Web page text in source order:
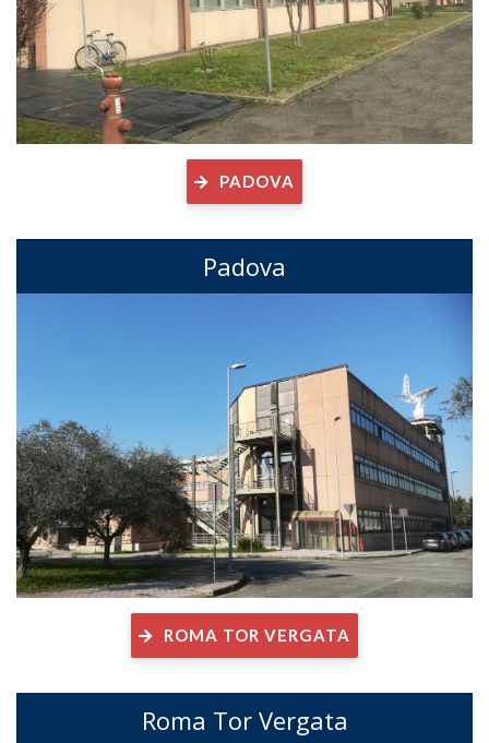
PADOVA
Padova
ROMA TOR VERGATA
Roma Tor Vergata